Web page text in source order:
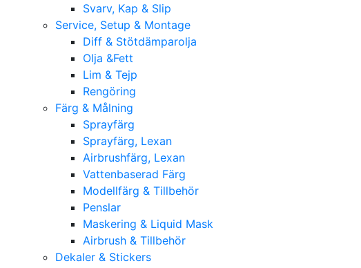
Svarv, Kap & Slip
Service, Setup & Montage
Diff & Stötdämparolja
Olja &Fett
Lim & Tejp
Rengöring
Färg & Målning
Sprayfärg
Sprayfärg, Lexan
Airbrushfärg, Lexan
Vattenbaserad Färg
Modellfärg & Tillbehör
Penslar
Maskering & Liquid Mask
Airbrush & Tillbehör
Dekaler & Stickers